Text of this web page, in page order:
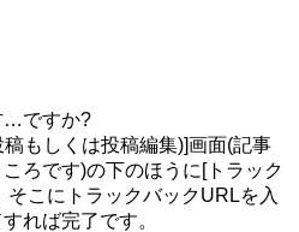
…ですか?
もしくは投稿編集)]画面(記事
ろです)の下のほうに[トラック
こにトラックバックURLを入
れば完了です。